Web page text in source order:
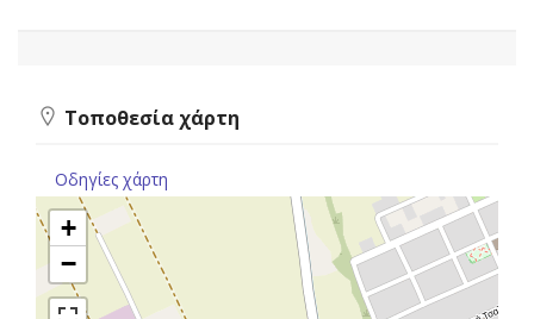
Τοποθεσία χάρτη
Οδηγίες χάρτη
+
−